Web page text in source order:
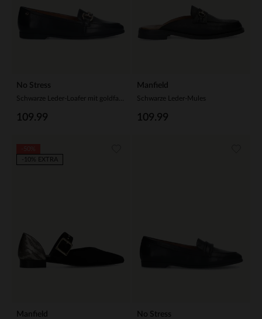
No Stress
109.99
Manfield
Schwarze Leder-Mules
109.99
Manfield
-10% EXTRA
No Stress